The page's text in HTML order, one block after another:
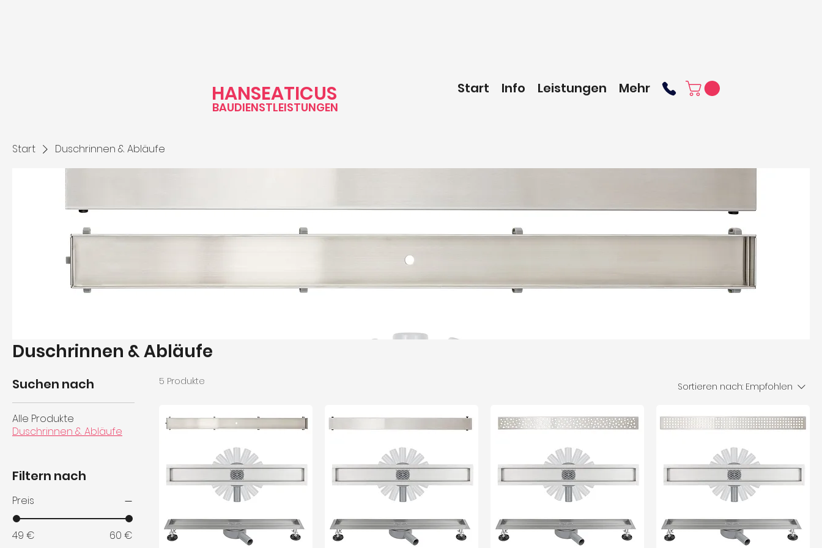
HANSEATICUS
BAUDIENSTLEISTUNGEN
Start Info Leistungen Mehr
Start Duschrinnen & Abläufe
Duschrinnen & Abläufe
Suchen nach
Alle Produkte
Duschrinnen & Abläufe
Filtern nach
Preis
49 € 60 €
5 Produkte Sortieren nach: Empfohlen